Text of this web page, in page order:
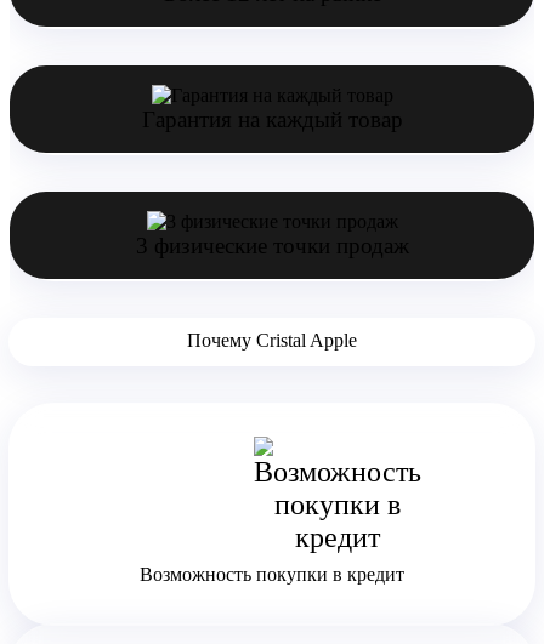
Гарантия на каждый товар
3 физические точки продаж
Почему Cristal Apple
Возможность покупки в кредит